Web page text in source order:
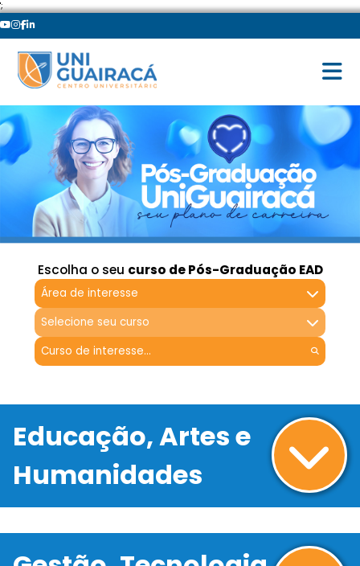
';
Escolha o seu curso de Pós-Graduação EAD
Área de interesse
Selecione seu curso
Educação, Artes e
Humanidades